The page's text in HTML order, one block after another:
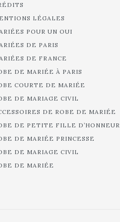
LÉGALES
POUR UN OUI
DE PARIS
DE FRANCE
DE MARIÉE À PARIS
COURTE DE MARIÉE
DE MARIAGE CIVIL
DE ROBE DE MARIÉE
DE PETITE FILLE D’HONNEUR
DE MARIÉE PRINCESSE
DE MARIAGE CIVIL
DE MARIÉE